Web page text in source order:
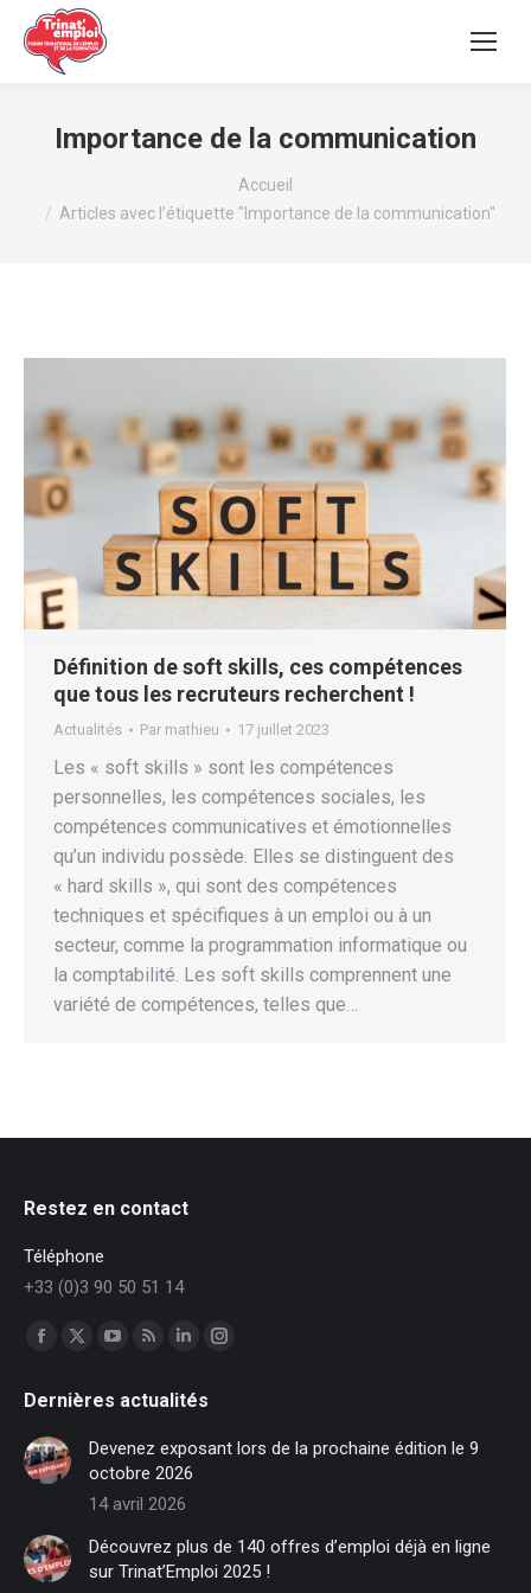
Importance de la communication
Accueil
Articles avec l’étiquette "Importance de la communication"
Définition de soft skills, ces compétences
que tous les recruteurs recherchent !
Actualités Par mathieu 17 juillet 2023
Les « soft skills » sont les compétences
personnelles, les compétences sociales, les
compétences communicatives et émotionnelles
qu’un individu possède. Elles se distinguent des
« hard skills », qui sont des compétences
techniques et spécifiques à un emploi ou à un
secteur, comme la programmation informatique ou
la comptabilité. Les soft skills comprennent une
variété de compétences, telles que…
Restez en contact
Téléphone
+33 (0)3 90 50 51 14
Trouvez nous sur :
Facebook
opens
in
new
window
X
opens
new
window
opens
in
new
window
opens
in
new
window
LinkedIn
opens
in
new
window
Instagram
in
Dernières actualités
Devenez exposant lors de la prochaine édition le 9
octobre 2026
14 avril 2026
Découvrez plus de 140 offres d’emploi déjà en ligne
sur Trinat’Emploi 2025 !